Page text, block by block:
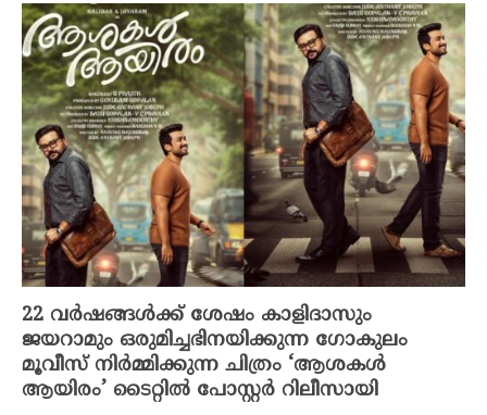
22 വർഷങ്ങൾക്ക് ശേഷം കാളിദാസും
ജയറാമും ഒരുമിച്ചഭിനയിക്കുന്ന ഗോകുലം
മൂവീസ് നിർമ്മിക്കുന്ന ചിത്രം ‘ആശകൾ
ആയിരം’ ടൈറ്റിൽ പോസ്റ്റർ റിലീസായി